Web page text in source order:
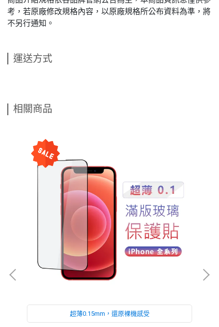
考，若原廠修改規格內容，以原廠規格所公布資料為準，將
不另行通知。
運送方式
相關商品
超薄0.15mm，還原裸機感受